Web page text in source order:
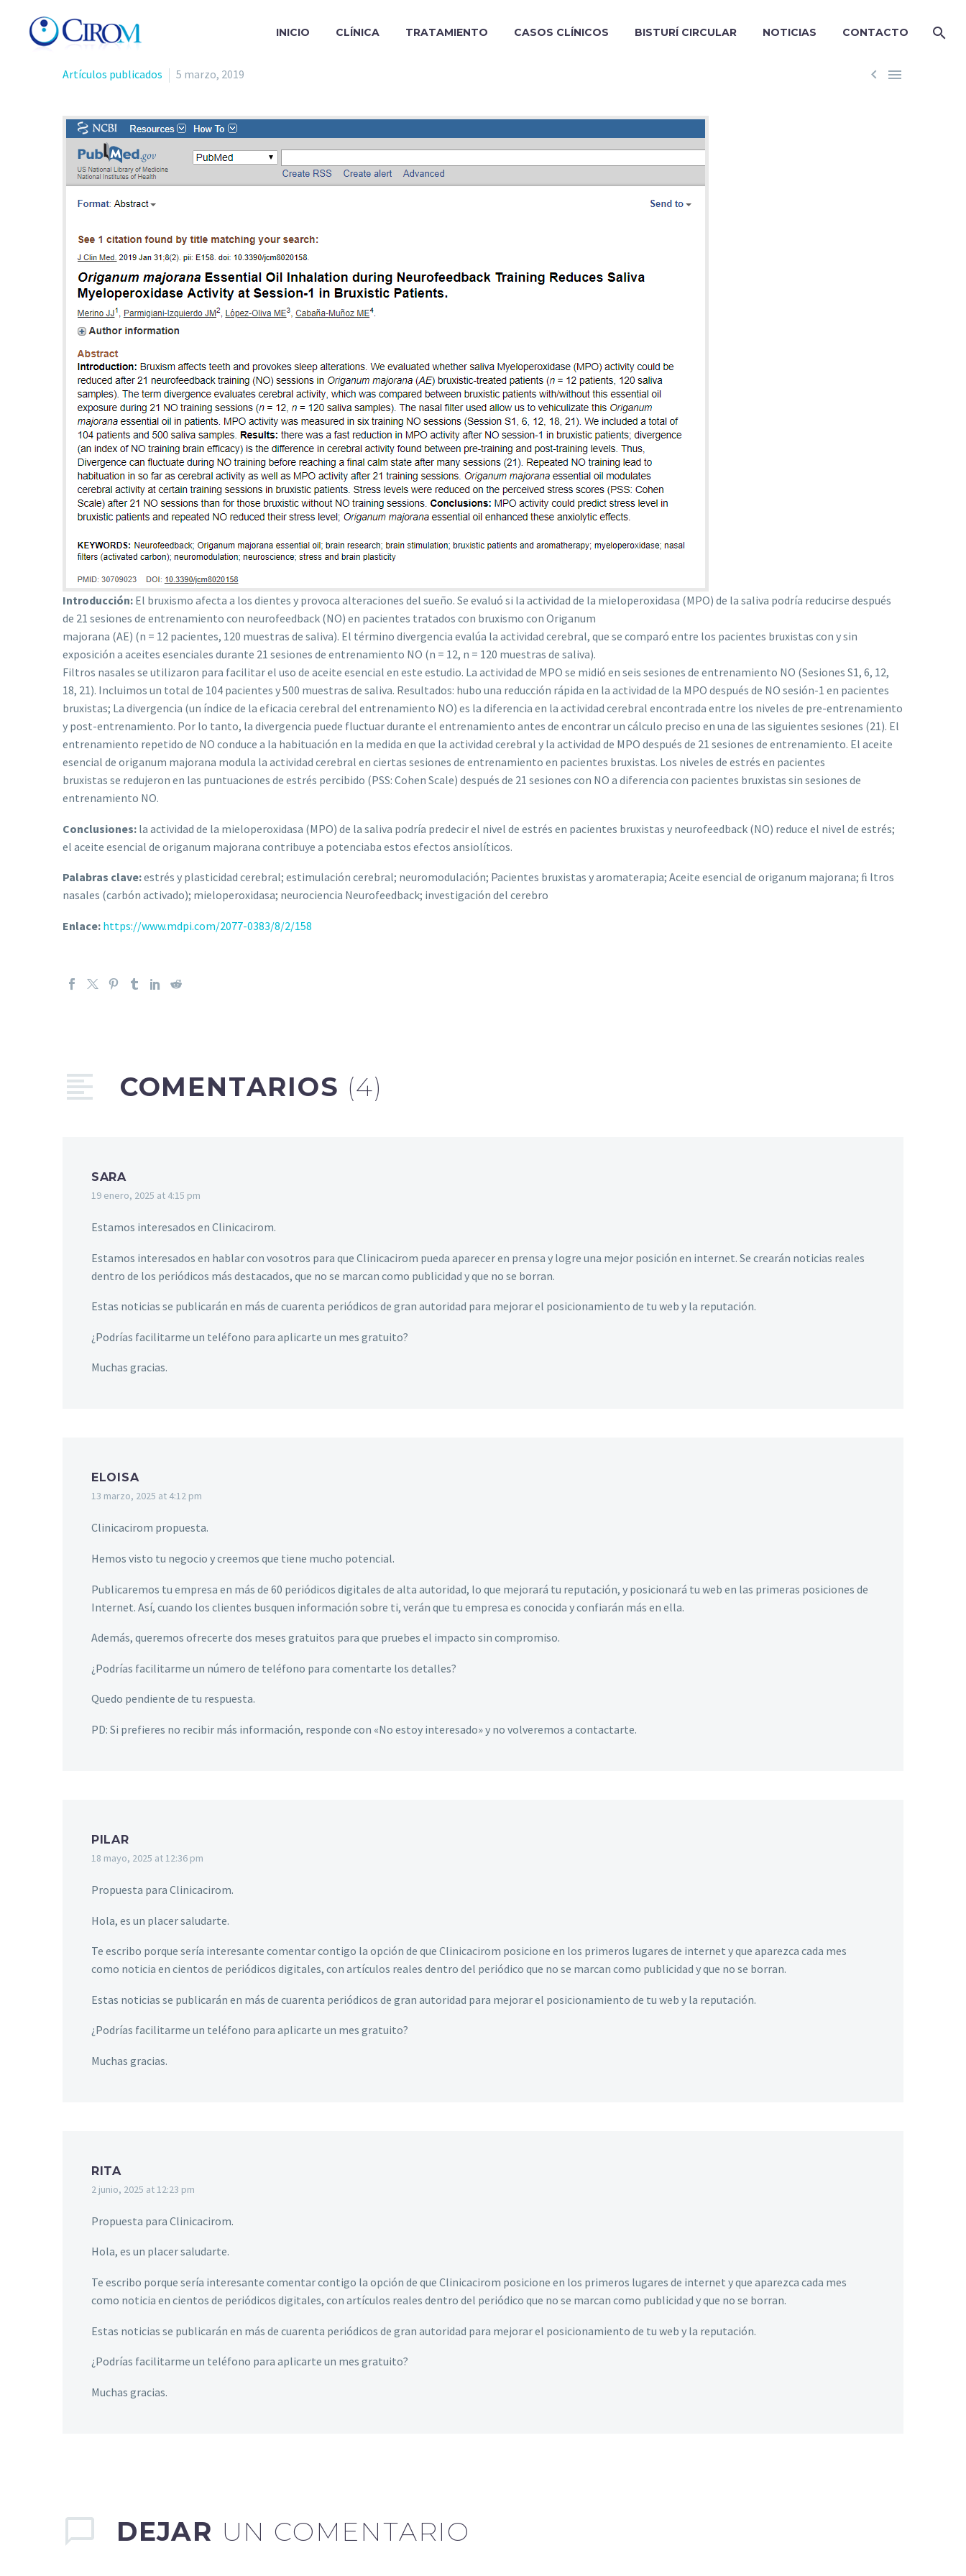
INICIO CLÍNICA TRATAMIENTO CASOS CLÍNICOS BISTURÍ CIRCULAR NOTICIAS CONTACTO
 
Artículos publicados 5 marzo, 2019
Introducción: El bruxismo afecta a los dientes y provoca alteraciones del sueño. Se evaluó si la actividad de la mieloperoxidasa (MPO) de la saliva podría reducirse después
de 21 sesiones de entrenamiento con neurofeedback (NO) en pacientes tratados con bruxismo con Origanum
majorana (AE) (n = 12 pacientes, 120 muestras de saliva). El término divergencia evalúa la actividad cerebral, que se comparó entre los pacientes bruxistas con y sin
exposición a aceites esenciales durante 21 sesiones de entrenamiento NO (n = 12, n = 120 muestras de saliva).
Filtros nasales se utilizaron para facilitar el uso de aceite esencial en este estudio. La actividad de MPO se midió en seis sesiones de entrenamiento NO (Sesiones S1, 6, 12,
18, 21). Incluimos un total de 104 pacientes y 500 muestras de saliva. Resultados: hubo una reducción rápida en la actividad de la MPO después de NO sesión-1 en pacientes
bruxistas; La divergencia (un índice de la eficacia cerebral del entrenamiento NO) es la diferencia en la actividad cerebral encontrada entre los niveles de pre-entrenamiento
y post-entrenamiento. Por lo tanto, la divergencia puede fluctuar durante el entrenamiento antes de encontrar un cálculo preciso en una de las siguientes sesiones (21). El
entrenamiento repetido de NO conduce a la habituación en la medida en que la actividad cerebral y la actividad de MPO después de 21 sesiones de entrenamiento. El aceite
esencial de origanum majorana modula la actividad cerebral en ciertas sesiones de entrenamiento en pacientes bruxistas. Los niveles de estrés en pacientes
bruxistas se redujeron en las puntuaciones de estrés percibido (PSS: Cohen Scale) después de 21 sesiones con NO a diferencia con pacientes bruxistas sin sesiones de
entrenamiento NO.
Conclusiones: la actividad de la mieloperoxidasa (MPO) de la saliva podría predecir el nivel de estrés en pacientes bruxistas y neurofeedback (NO) reduce el nivel de estrés;
el aceite esencial de origanum majorana contribuye a potenciaba estos efectos ansiolíticos.
Palabras clave:estrés y plasticidad cerebral; estimulación cerebral; neuromodulación; Pacientes bruxistas y aromaterapia; Aceite esencial de origanum majorana; ﬁ ltros
nasales (carbón activado); mieloperoxidasa; neurociencia Neurofeedback; investigación del cerebro
Enlace: https://www.mdpi.com/2077-0383/8/2/158
COMENTARIOS (4)
SARA
19 enero, 2025 at 4:15 pm
Estamos interesados en Clinicacirom.
Estamos interesados en hablar con vosotros para que Clinicacirom pueda aparecer en prensa y logre una mejor posición en internet. Se crearán noticias reales
dentro de los periódicos más destacados, que no se marcan como publicidad y que no se borran.
Estas noticias se publicarán en más de cuarenta periódicos de gran autoridad para mejorar el posicionamiento de tu web y la reputación.
¿Podrías facilitarme un teléfono para aplicarte un mes gratuito?
Muchas gracias.
ELOISA
13 marzo, 2025 at 4:12 pm
Clinicacirom propuesta.
Hemos visto tu negocio y creemos que tiene mucho potencial.
Publicaremos tu empresa en más de 60 periódicos digitales de alta autoridad, lo que mejorará tu reputación, y posicionará tu web en las primeras posiciones de
Internet. Así, cuando los clientes busquen información sobre ti, verán que tu empresa es conocida y confiarán más en ella.
Además, queremos ofrecerte dos meses gratuitos para que pruebes el impacto sin compromiso.
¿Podrías facilitarme un número de teléfono para comentarte los detalles?
Quedo pendiente de tu respuesta.
PD: Si prefieres no recibir más información, responde con «No estoy interesado» y no volveremos a contactarte.
PILAR
18 mayo, 2025 at 12:36 pm
Propuesta para Clinicacirom.
Hola, es un placer saludarte.
Te escribo porque sería interesante comentar contigo la opción de que Clinicacirom posicione en los primeros lugares de internet y que aparezca cada mes
como noticia en cientos de periódicos digitales, con artículos reales dentro del periódico que no se marcan como publicidad y que no se borran.
Estas noticias se publicarán en más de cuarenta periódicos de gran autoridad para mejorar el posicionamiento de tu web y la reputación.
¿Podrías facilitarme un teléfono para aplicarte un mes gratuito?
Muchas gracias.
RITA
2 junio, 2025 at 12:23 pm
Propuesta para Clinicacirom.
Hola, es un placer saludarte.
Te escribo porque sería interesante comentar contigo la opción de que Clinicacirom posicione en los primeros lugares de internet y que aparezca cada mes
como noticia en cientos de periódicos digitales, con artículos reales dentro del periódico que no se marcan como publicidad y que no se borran.
Estas noticias se publicarán en más de cuarenta periódicos de gran autoridad para mejorar el posicionamiento de tu web y la reputación.
¿Podrías facilitarme un teléfono para aplicarte un mes gratuito?
Muchas gracias.
DEJAR UN COMENTARIO